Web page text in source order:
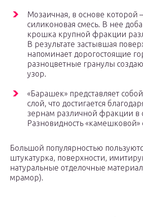
Мозаичная, в основе которой
силиконовая смесь. В нее
крошка крупной фракции
В результате застывшая
напоминает дорогостоящие
разноцветные гранулы
узор.
«Барашек» представляет
слой, что достигается
зернам различной фракции в
Разновидность
Большой популярностью
штукатурка, поверхности,
натуральные отделочные
мрамор).